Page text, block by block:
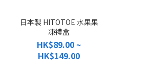
日本製 HITOTOE 水果果
凍禮盒
HK$89.00 ~
HK$149.00